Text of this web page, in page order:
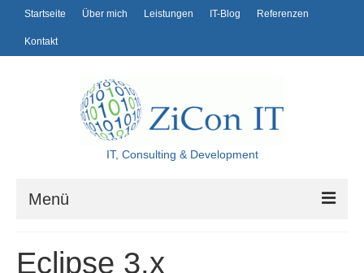
Startseite Über mich Leistungen IT-Blog Referenzen
Kontakt
IT, Consulting & Development
Menü
Eclipse 3.x